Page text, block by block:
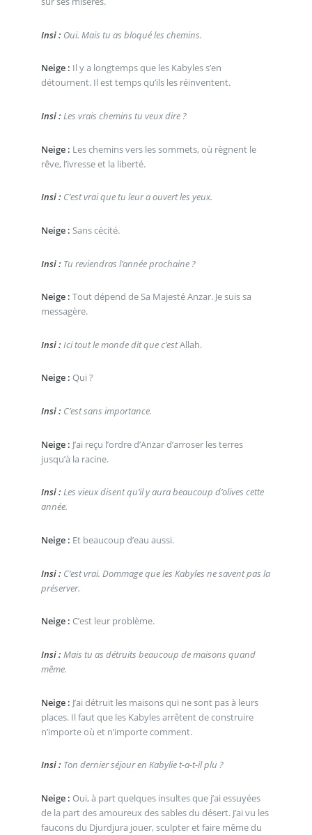
Insi : Oui. Mais tu as bloqué les chemins.
Neige : Il y a longtemps que les Kabyles s’en
détournent. Il est temps qu’ils les réinventent.
Insi : Les vrais chemins tu veux dire ?
Neige : Les chemins vers les sommets, où règnent le
rêve, l’ivresse et la liberté.
Insi : C’est vrai que tu leur a ouvert les yeux.
Neige : Sans cécité.
Insi : Tu reviendras l’année prochaine ?
Neige : Tout dépend de Sa Majesté Anzar. Je suis sa
messagère.
Insi : Ici tout le monde dit que c’estAllah.
Neige : Qui ?
Insi : C’est sans importance.
Neige : J’ai reçu l’ordre d’Anzar d’arroser les terres
jusqu’à la racine.
Insi : Les vieux disent qu’il y aura beaucoup d’olives cette
année.
Neige : Et beaucoup d’eau aussi.
Insi : C’est vrai. Dommage que les Kabyles ne savent pas la
préserver.
Neige : C’est leur problème.
Insi : Mais tu as détruits beaucoup de maisons quand
même.
Neige : J’ai détruit les maisons qui ne sont pas à leurs
places. Il faut que les Kabyles arrêtent de construire
n’importe où et n’importe comment.
Insi : Ton dernier séjour en Kabylie t-a-t-il plu ?
Neige : Oui, à part quelques insultes que j’ai essuyées
de la part des amoureux des sables du désert. J’ai vu les
faucons du Djurdjura jouer, sculpter et faire même du